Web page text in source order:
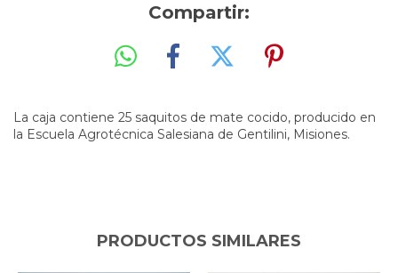
Compartir:
La caja contiene 25 saquitos de mate cocido, producido en
la Escuela Agrotécnica Salesiana de Gentilini, Misiones.
PRODUCTOS SIMILARES